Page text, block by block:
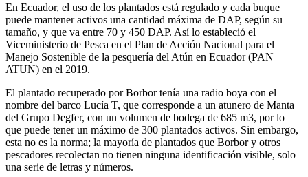
En Ecuador, el uso de los plantados está regulado y cada buque
puede mantener activos una cantidad máxima de DAP, según su
tamaño, y que va entre 70 y 450 DAP. Así lo estableció el
Viceministerio de Pesca en el Plan de Acción Nacional para el
Manejo Sostenible de la pesquería del Atún en Ecuador (PAN
ATUN) en el 2019.
El plantado recuperado por Borbor tenía una radio boya con el
nombre del barco Lucía T, que corresponde a un atunero de Manta
del Grupo Degfer, con un volumen de bodega de 685 m3, por lo
que puede tener un máximo de 300 plantados activos. Sin embargo,
esta no es la norma; la mayoría de plantados que Borbor y otros
pescadores recolectan no tienen ninguna identificación visible, solo
una serie de letras y números.